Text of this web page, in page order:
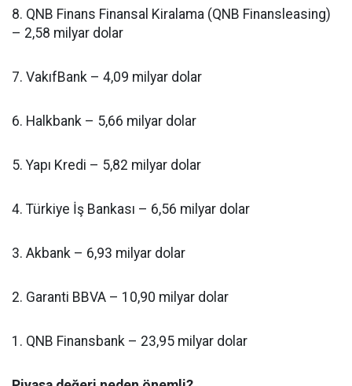
8. QNB Finans Finansal Kiralama (QNB Finansleasing)
– 2,58 milyar dolar
7. VakıfBank – 4,09 milyar dolar
6. Halkbank – 5,66 milyar dolar
5. Yapı Kredi – 5,82 milyar dolar
4. Türkiye İş Bankası – 6,56 milyar dolar
3. Akbank – 6,93 milyar dolar
2. Garanti BBVA – 10,90 milyar dolar
1. QNB Finansbank – 23,95 milyar dolar